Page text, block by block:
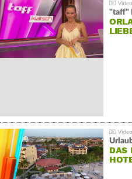
"taff"
DAS